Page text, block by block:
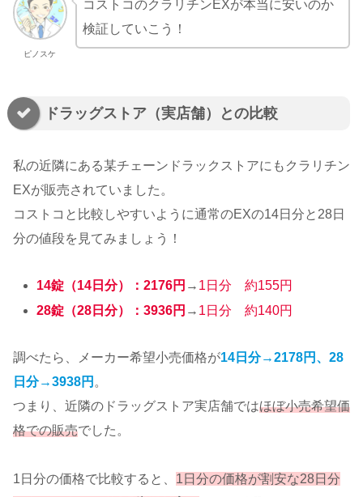
ピノスケ
コストコのクラリチンEXが本当に安いのか
検証していこう！
ドラッグストア（実店舗）との比較
私の近隣にある某チェーンドラックストアにもクラリチン
EXが販売されていました。
コストコと比較しやすいように通常のEXの14日分と28日
分の値段を見てみましょう！
14錠（14日分）：2176円 → 1日分 約155円
28錠（28日分）：3936円 → 1日分 約140円
調べたら、メーカー希望小売価格が14日分→2178円、28
日分→3938円 。
つまり、近隣のドラッグストア実店舗ではほぼ小売希望価
格での販売でした。
1日分の価格で比較すると、 1日分の価格が割安な28日分